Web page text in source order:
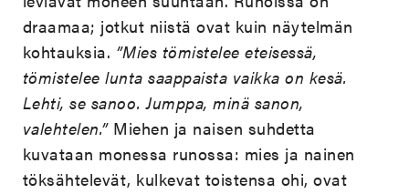
draamaa; jotkut niistä ovat kuin näytelmän
kohtauksia. ”Mies tömistelee eteisessä,
tömistelee lunta saappaista vaikka on kesä.
Lehti, se sanoo. Jumppa, minä sanon,
valehtelen.”Miehen ja naisen suhdetta
kuvataan monessa runossa: mies ja nainen
töksähtelevät, kulkevat toistensa ohi, ovat